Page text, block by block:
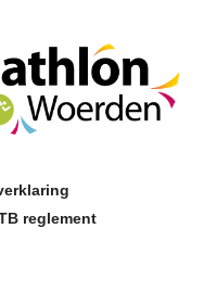
reglement